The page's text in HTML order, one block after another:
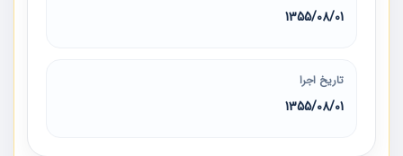
1355/08/01
تاریخ اجرا
1355/08/01